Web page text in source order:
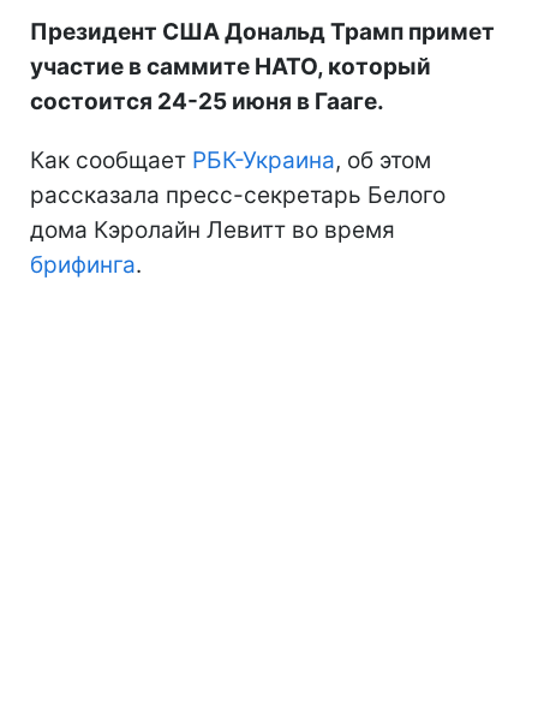
Президент США Дональд Трамп примет
участие в саммите НАТО, который
состоится 24-25 июня в Гааге.
Как сообщает РБК-Украина, об этом
рассказала пресс-секретарь Белого
дома Кэролайн Левитт во время
брифинга.